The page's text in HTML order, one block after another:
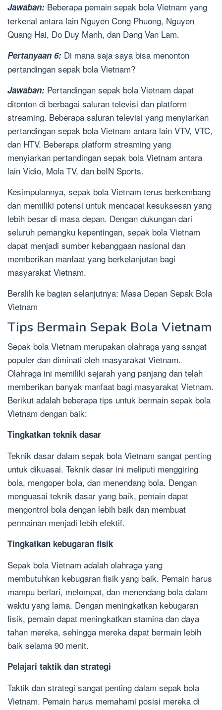
Jawaban: Beberapa pemain sepak bola Vietnam yang
terkenal antara lain Nguyen Cong Phuong, Nguyen
Quang Hai, Do Duy Manh, dan Dang Van Lam.
Pertanyaan 6: Di mana saja saya bisa menonton
pertandingan sepak bola Vietnam?
Jawaban: Pertandingan sepak bola Vietnam dapat
ditonton di berbagai saluran televisi dan platform
streaming. Beberapa saluran televisi yang menyiarkan
pertandingan sepak bola Vietnam antara lain VTV, VTC,
dan HTV. Beberapa platform streaming yang
menyiarkan pertandingan sepak bola Vietnam antara
lain Vidio, Mola TV, dan beIN Sports.
Kesimpulannya, sepak bola Vietnam terus berkembang
dan memiliki potensi untuk mencapai kesuksesan yang
lebih besar di masa depan. Dengan dukungan dari
seluruh pemangku kepentingan, sepak bola Vietnam
dapat menjadi sumber kebanggaan nasional dan
memberikan manfaat yang berkelanjutan bagi
masyarakat Vietnam.
Beralih ke bagian selanjutnya: Masa Depan Sepak Bola
Vietnam
Tips Bermain Sepak Bola Vietnam
Sepak bola Vietnam merupakan olahraga yang sangat
populer dan diminati oleh masyarakat Vietnam.
Olahraga ini memiliki sejarah yang panjang dan telah
memberikan banyak manfaat bagi masyarakat Vietnam.
Berikut adalah beberapa tips untuk bermain sepak bola
Vietnam dengan baik:
Tingkatkan teknik dasar
Teknik dasar dalam sepak bola Vietnam sangat penting
untuk dikuasai. Teknik dasar ini meliputi menggiring
bola, mengoper bola, dan menendang bola. Dengan
menguasai teknik dasar yang baik, pemain dapat
mengontrol bola dengan lebih baik dan membuat
permainan menjadi lebih efektif.
Tingkatkan kebugaran fisik
Sepak bola Vietnam adalah olahraga yang
membutuhkan kebugaran fisik yang baik. Pemain harus
mampu berlari, melompat, dan menendang bola dalam
waktu yang lama. Dengan meningkatkan kebugaran
fisik, pemain dapat meningkatkan stamina dan daya
tahan mereka, sehingga mereka dapat bermain lebih
baik selama 90 menit.
Pelajari taktik dan strategi
Taktik dan strategi sangat penting dalam sepak bola
Vietnam. Pemain harus memahami posisi mereka di